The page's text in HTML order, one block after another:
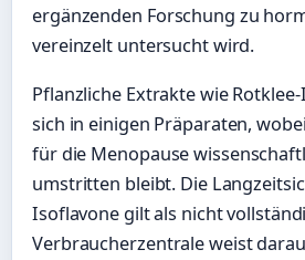
ergänzenden Forschung zu
vereinzelt untersucht wird.
Pflanzliche Extrakte wie
sich in einigen Präparaten,
für die Menopause
umstritten bleibt. Die
Isoflavone gilt als nicht
Verbraucherzentrale weist